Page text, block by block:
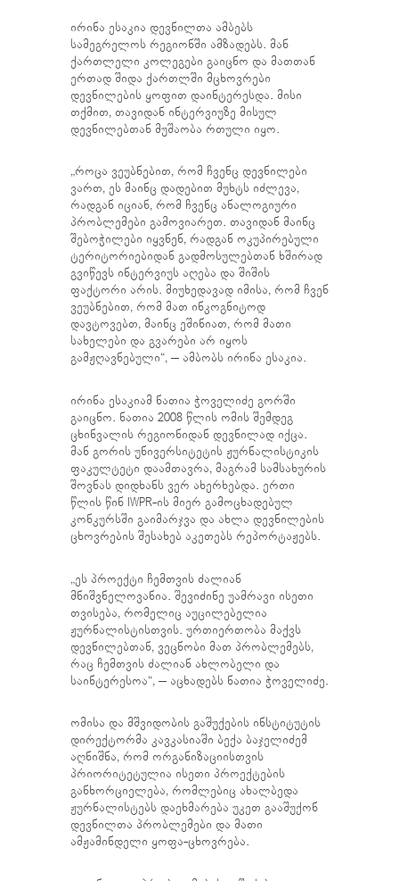
ირინა ესაკია დევნილთა ამბებს
სამეგრელოს რეგიონში ამზადებს. მან
ქართლელი კოლეგები გაიცნო და მათთან
ერთად შიდა ქართლში მცხოვრები
დევნილების ყოფით დაინტერესდა. მისი
თქმით, თავიდან ინტერვიუზე მისულ
დევნილებთან მუშაობა რთული იყო.
„როცა ვეუბნებით, რომ ჩვენც დევნილები
ვართ, ეს მაინც დადებით მუხტს იძლევა,
რადგან იციან, რომ ჩვენც ანალოგიური
პრობლემები გამოვიარეთ. თავიდან მაინც
შებოჭილები იყვნენ, რადგან ოკუპირებული
ტერიტორიებიდან გადმოსულებთან ხშირად
გვიწევს ინტერვიუს აღება და შიშის
ფაქტორი არის. მიუხედავად იმისა, რომ ჩვენ
ვეუბნებით, რომ მათ ინკოგნიტოდ
დავტოვებთ, მაინც ეშინიათ, რომ მათი
სახელები და გვარები არ იყოს
გამჟღავნებული“, – ამბობს ირინა ესაკია.
ირინა ესაკიამ ნათია ჭოველიძე გორში
გაიცნო. ნათია 2008 წლის ომის შემდეგ
ცხინვალის რეგიონიდან დევნილად იქცა.
მან გორის უნივერსიტეტის ჟურნალისტიკის
ფაკულტეტი დაამთავრა, მაგრამ სამსახურის
შოვნას დიდხანს ვერ ახერხებდა. ერთი
წლის წინ IWPR-ის მიერ გამოცხადებულ
კონკურსში გაიმარჯვა და ახლა დევნილების
ცხოვრების შესახებ აკეთებს რეპორტაჟებს.
„ეს პროექტი ჩემთვის ძალიან
მნიშვნელოვანია. შევიძინე უამრავი ისეთი
თვისება, რომელიც აუცილებელია
ჟურნალისტისთვის. ურთიერთობა მაქვს
დევნილებთან, ვეცნობი მათ პრობლემებს,
რაც ჩემთვის ძალიან ახლობელი და
საინტერესოა“, – აცხადებს ნათია ჭოველიძე.
ომისა და მშვიდობის გაშუქების ინსტიტუტის
დირექტორმა კავკასიაში ბექა ბაჯელიძემ
აღნიშნა, რომ ორგანიზაციისთვის
პრიორიტეტულია ისეთი პროექტების
განხორციელება, რომლებიც ახალბედა
ჟურნალისტებს დაეხმარება უკეთ გააშუქონ
დევნილთა პრობლემები და მათი
ამჟამინდელი ყოფა-ცხოვრება.